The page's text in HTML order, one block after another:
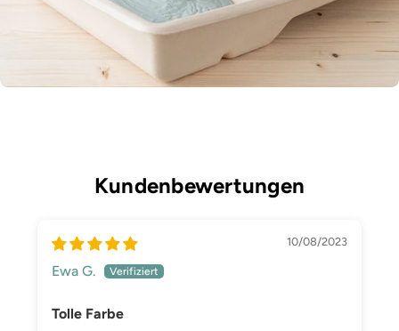
Kundenbewertungen
10/08/2023
Ewa G.
Tolle Farbe